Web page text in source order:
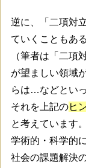
逆に、「二項対
ていくこともあ
（筆者は「二項
が望ましい領域
らは…などといっ
それを上記のヒ
と考えています。
学術的・科学的
社会の課題解決